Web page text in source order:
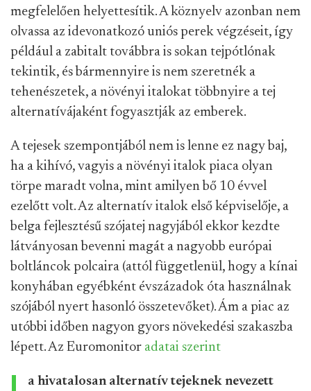
megfelelően helyettesítik. A köznyelv azonban nem
olvassa az idevonatkozó uniós perek végzéseit, így
például a zabitalt továbbra is sokan tejpótlónak
tekintik, és bármennyire is nem szeretnék a
tehenészetek, a növényi italokat többnyire a tej
alternatívájaként fogyasztják az emberek.
A tejesek szempontjából nem is lenne ez nagy baj,
ha a kihívó, vagyis a növényi italok piaca olyan
törpe maradt volna, mint amilyen bő 10 évvel
ezelőtt volt. Az alternatív italok első képviselője, a
belga fejlesztésű szójatej nagyjából ekkor kezdte
látványosan bevenni magát a nagyobb európai
boltláncok polcaira (attól függetlenül, hogy a kínai
konyhában egyébként évszázadok óta használnak
szójából nyert hasonló összetevőket). Ám a piac az
utóbbi időben nagyon gyors növekedési szakaszba
lépett. Az Euromonitor adatai szerint
a hivatalosan alternatív tejeknek nevezett